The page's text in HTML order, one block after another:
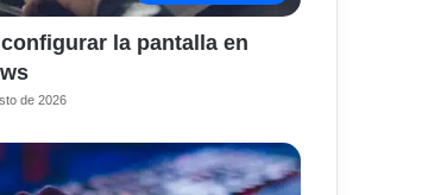
la pantalla en
de 2026